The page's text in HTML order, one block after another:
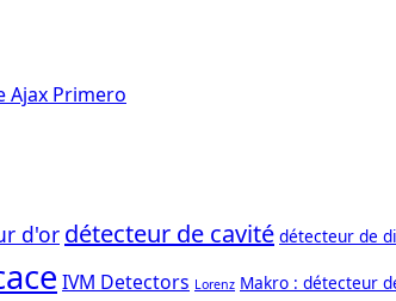
Ajax Primero
d'or détecteur de cavité détecteur de
IVM Detectors Lorenz Makro : détecteur